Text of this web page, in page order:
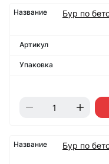
Бур по
Бур по